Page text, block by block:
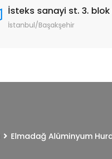
İsteks sanayi st. 3.
İstanbul/Başakşehir
Elmadağ Alüminyum